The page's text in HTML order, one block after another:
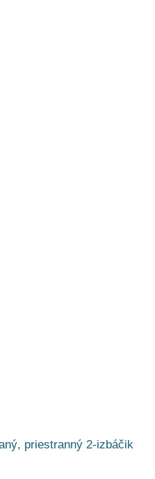
priestranný 2-izbáčik